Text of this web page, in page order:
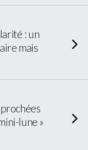
: un
mais
lune »